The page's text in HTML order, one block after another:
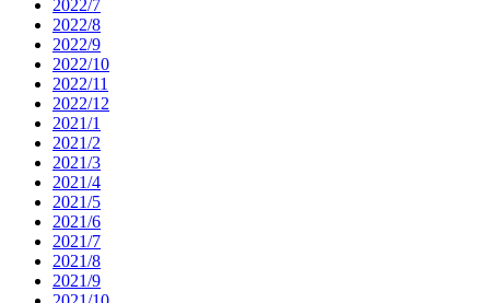
2022/7
2022/8
2022/9
2022/10
2022/11
2022/12
2021/1
2021/2
2021/3
2021/4
2021/5
2021/6
2021/7
2021/8
2021/9